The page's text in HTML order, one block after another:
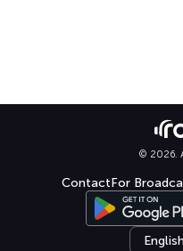
© 2026.
ContactFor
Select